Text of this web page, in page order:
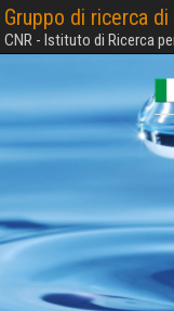
Gruppo di ricerca
CNR - Istituto di Ricerca